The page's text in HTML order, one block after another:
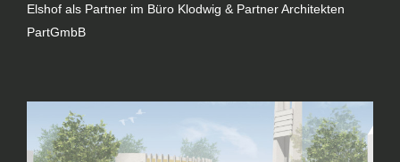
Elshof als Partner im Büro Klodwig & Partner Architekten
PartGmbBSt. Augustinus Neu-Listernohl